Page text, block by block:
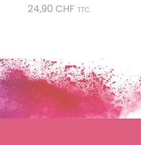
24,90 CHF Prix
TTC